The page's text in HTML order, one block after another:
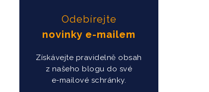
Odebírejte
novinky e-mailem
Získávejte pravidelně obsah
z našeho blogu do své
e-mailové schránky.